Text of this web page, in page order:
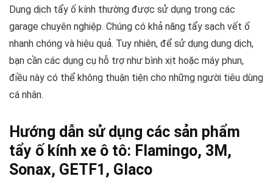
Dung dịch tẩy ố kính thường được sử dụng trong các
garage chuyên nghiệp. Chúng có khả năng tẩy sạch vết ố
nhanh chóng và hiệu quả. Tuy nhiên, để sử dụng dung dịch,
bạn cần các dụng cụ hỗ trợ như bình xịt hoặc máy phun,
điều này có thể không thuận tiện cho những người tiêu dùng
cá nhân.
Hướng dẫn sử dụng các sản phẩm
tẩy ố kính xe ô tô: Flamingo, 3M,
Sonax, GETF1, Glaco